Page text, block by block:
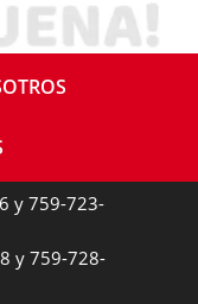
y 759-723-
y 759-728-